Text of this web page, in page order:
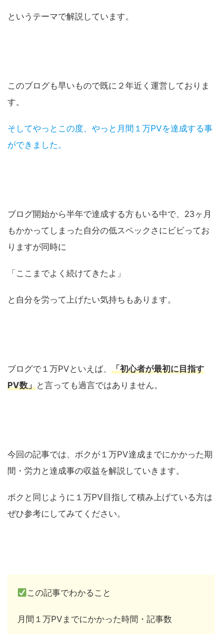
というテーマで解説しています。
このブログも早いもので既に２年近く運営しておりま
す。
そしてやっとこの度、やっと月間１万PVを達成する事
ができました。
ブログ開始から半年で達成する方もいる中で、23ヶ月
もかかってしまった自分の低スペックさにビビってお
りますが同時に
「ここまでよく続けてきたよ」
と自分を労って上げたい気持ちもあります。
ブログで１万PVといえば、 「初心者が最初に目指す
PV数」と言っても過言ではありません。
今回の記事では、ボクが１万PV達成までにかかった期
間・労力と達成事の収益を解説していきます。
ボクと同じように１万PV目指して積み上げている方は
ぜひ参考にしてみてください。
この記事でわかること
月間１万PVまでにかかった時間・記事数